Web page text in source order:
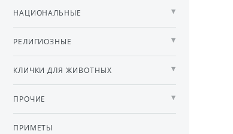
НАЦИОНАЛЬНЫЕ
РЕЛИГИОЗНЫЕ
КЛИЧКИ ДЛЯ ЖИВОТНЫХ
ПРОЧИЕ
ПРИМЕТЫ